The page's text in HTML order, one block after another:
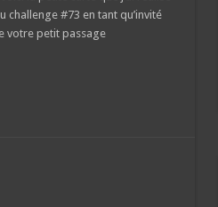
challenge #73 en tant qu’invité
votre petit passage